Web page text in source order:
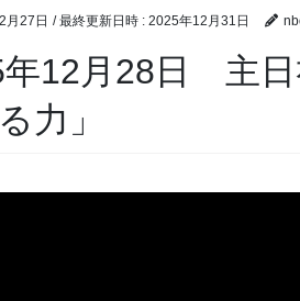
月27日 / 最終更新日時 : 2025年12月31日
12月28日 主日
力」